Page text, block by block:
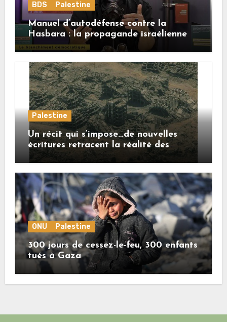
BDS Palestine
Manuel d’autodéfense contre la
Hasbara : la propagande israélienne
Palestine
Un récit qui s’impose…de nouvelles
écritures retracent la réalité des
crimes sionistes à Gaza
ONU Palestine
300 jours de cessez-le-feu, 300 enfants
tués à Gaza